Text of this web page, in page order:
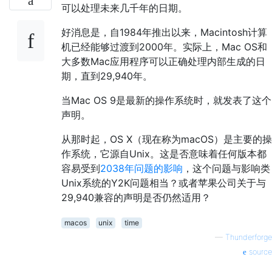
可以处理未来几千年的日期。
好消息是，自1984年推出以来，Macintosh计算
机已经能够过渡到2000年。实际上，Mac OS和
大多数Mac应用程序可以正确处理内部生成的日
期，直到29,940年。
当Mac OS 9是最新的操作系统时，就发表了这个
声明。
从那时起，OS X（现在称为macOS）是主要的操
作系统，它源自Unix。这是否意味着任何版本都
容易受到2038年问题的影响 ，这个问题与影响类
Unix系统的Y2K问题相当？或者苹果公司关于与
29,940兼容的声明是否仍然适用？
macos unix
time
— Thunderforge
source